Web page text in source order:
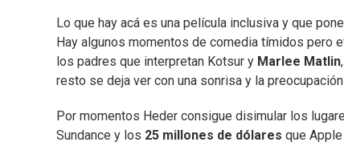
Lo que hay acá es una película inclusiva y que
Hay algunos momentos de comedia tímidos pero
los padres que interpretan Kotsur y Marlee Matlin
resto se deja ver con una sonrisa y la
Por momentos Heder consigue disimular los
Sundance y los 25 millones de dólares que